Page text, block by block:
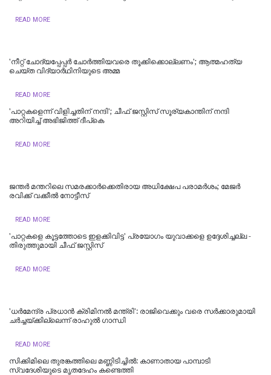
READ MORE
'നീറ്റ് ചോദ്യപ്പേപ്പർ ചോർത്തിയവരെ തൂക്കിക്കൊല്ലണം'; ആത്മഹത്യ
ചെയ്ത വിദ്യാർഥിനിയുടെ അമ്മ
READ MORE
'പാറ്റകളെന്ന് വിളിച്ചതിന് നന്ദി'; ചീഫ് ജസ്റ്റിസ് സൂര്യകാന്തിന് നന്ദി
അറിയിച്ച് അഭിജിത്ത് ദീപ്‌കെ
READ MORE
ജന്തർ മന്തറിലെ സമരക്കാർക്കെതിരായ അധിക്ഷേപ പരാമർശം; മേജർ
രവിക്ക് വക്കീൽ നോട്ടീസ്
READ MORE
'പാറ്റകളെ കൂട്ടത്തോടെ ഇളക്കിവിട്ട' പ്രയോഗം യുവാക്കളെ ഉദ്ദേശിച്ചല്ല -
തിരുത്തുമായി ചീഫ് ജസ്റ്റിസ്
READ MORE
'ധര്‍മേന്ദ്ര പ്രധാന്‍ ക്രിമിനല്‍ മന്ത്രി': രാജിവെക്കും വരെ സർക്കാരുമായി
ചർച്ചയ്ക്കില്ലെന്ന് രാഹുൽ ഗാന്ധി
READ MORE
സിക്കിമിലെ തുരങ്കത്തിലെ മണ്ണിടിച്ചില്‍: കാണാതായ പാമ്പാടി
സ്വദേശിയുടെ മൃതദേഹം കണ്ടെത്തി